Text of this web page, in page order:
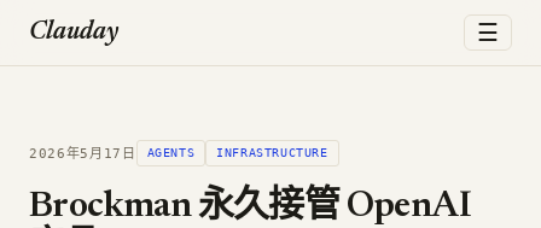
Clauday ☰
2026年5月17日 AGENTS INFRASTRUCTURE
Brockman 永久接管 OpenAI